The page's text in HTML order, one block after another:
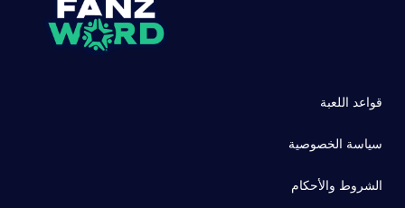
قواعد اللعبة
سياسة الخصوصية
الشروط والأحكام